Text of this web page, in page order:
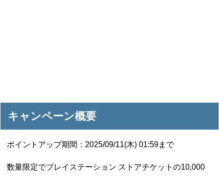
キャンペーン概要
ポイントアップ期間：2025/09/11(木) 01:59まで
数量限定でプレイステーション ストアチケットの10,000